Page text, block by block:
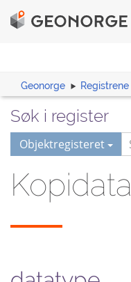
Geonorge Registrene
Søk i register
Objektregisteret
Kopidata